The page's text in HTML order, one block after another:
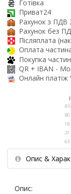
Готівка
Приват24
Рахунок з ПДВ
Рахунок без
Післяплата
Оплата
Покупка
QR + IBAN -
Онлайн платіж
Опис &
Опис: